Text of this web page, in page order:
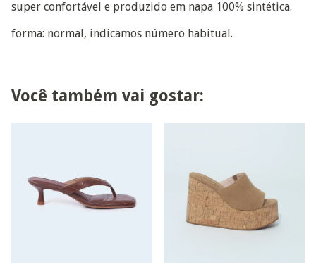
super confortável e produzido em napa 100% sintética.
forma: normal, indicamos número habitual.
Você também vai gostar: